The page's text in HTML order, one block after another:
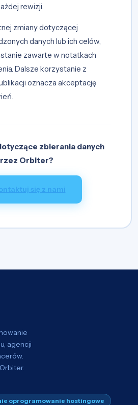
rewizji.
zmiany dotyczącej
danych lub ich celów,
zawarte w notatkach
Dalsze korzystanie z
oznacza akceptację
zbierania danych
Orbiter?
się z nami
agencji
oprogramowanie hostingowe